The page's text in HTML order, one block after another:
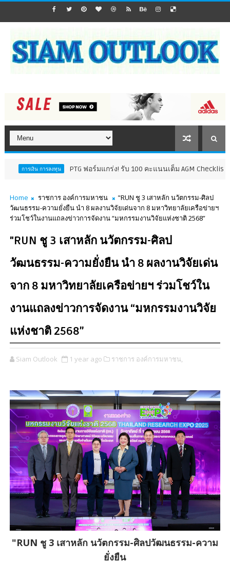
PTG ฟอร์มแกร่ง! รับ 100 คะแนนเต็ม AGM Checklist ปี 69 8 ปีติด
Home ราชการ องค์การมหาชน
"RUN ชู 3 เสาหลัก นวัตกรรม-ศิลป
วัฒนธรรม-ความยั่งยืน นำ 8 ผลงานวิจัยเด่นจาก 8 มหาวิทยาลัยเครือข่ายฯ
ร่วมโชว์ในงานแถลงข่าวการจัดงาน “มหกรรมงานวิจัยแห่งชาติ 2568”
"RUN ชู 3 เสาหลัก นวัตกรรม-ศิลป
วัฒนธรรม-ความยั่งยืน นำ 8 ผลงานวิจัยเด่น
จาก 8 มหาวิทยาลัยเครือข่ายฯ ร่วมโชว์ใน
งานแถลงข่าวการจัดงาน “มหกรรมงานวิจัย
แห่งชาติ 2568”
Siam Outlook 1 year ago ราชการ องค์การมหาชน,
"RUN ชู 3 เสาหลัก นวัตกรรม-ศิลปวัฒนธรรม-ความ
ยั่งยืน